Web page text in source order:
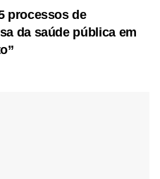
processos de
da saúde pública em